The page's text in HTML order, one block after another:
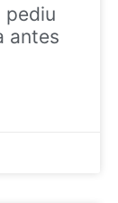
pediu
antes